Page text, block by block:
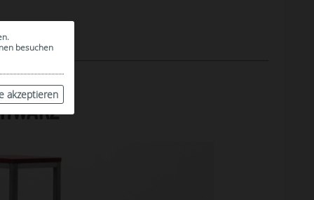
besuchen
akzeptieren